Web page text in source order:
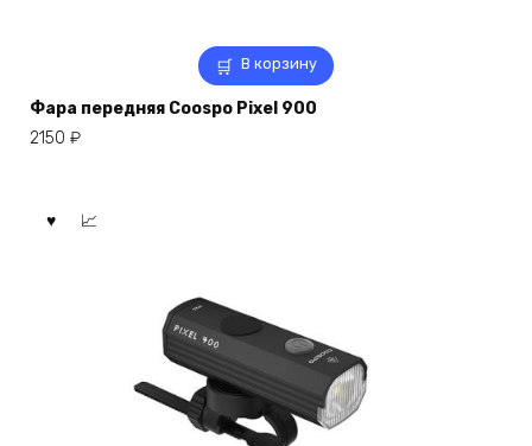
В корзину
Фара передняя Coospo Pixel 900
2150 ₽